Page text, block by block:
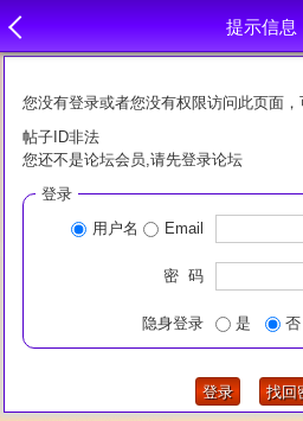
提示信息
您没有登录或者您没有权限访问此页面
帖子ID非法
您还不是论坛会员,请先登录论坛
登录
用户名
Email
密 码
隐身登录 是 否